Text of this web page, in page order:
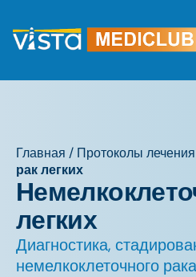
содержанию
Главная / Протоколы лечения
рак легких
легких
Диагностика,
немелкоклеточного